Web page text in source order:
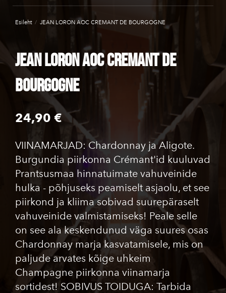
Esileht / JEAN LORON AOC CREMANT DE BOURGOGNE
JEAN LORON AOC CREMANT DE
BOURGOGNE
24,90 €
VIINAMARJAD: Chardonnay ja Aligote.
Burgundia piirkonna Crémant'id kuuluvad
Prantsusmaa hinnatuimate vahuveinide
hulka - põhjuseks peamiselt asjaolu, et see
piirkond ja kliima sobivad suurepäraselt
vahuveinide valmistamiseks! Peale selle
on see ala keskendunud väga suures osas
Chardonnay marja kasvatamisele, mis on
paljude arvates kõige uhkeim
Champagne piirkonna viinamarja
sortidest! SOBIVUS TOIDUGA: Tarbida